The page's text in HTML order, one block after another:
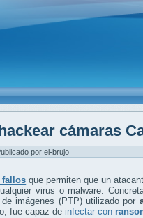
cámaras
por el-brujo
fallos que permiten que un
virus o malware.
imágenes (PTP) utilizado por
fue capaz de infectar con